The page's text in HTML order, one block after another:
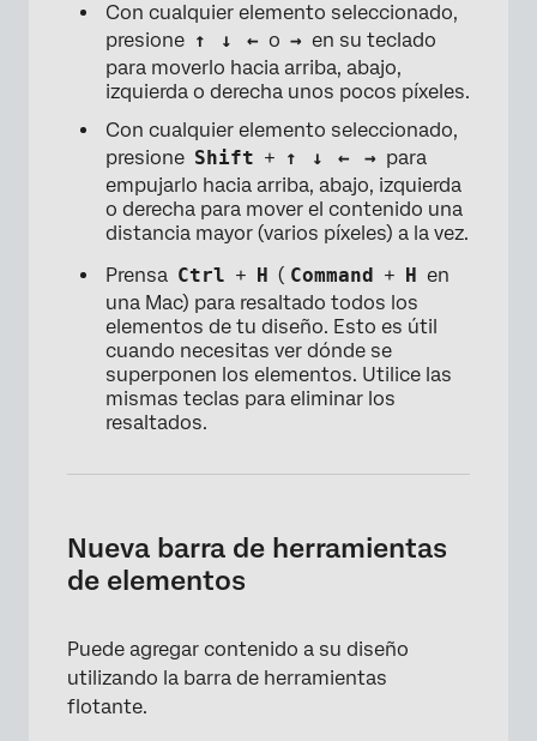
Con cualquier elemento seleccionado,
presione ↑ ↓ ← o → en su teclado
para moverlo hacia arriba, abajo,
izquierda o derecha unos pocos píxeles.
Con cualquier elemento seleccionado,
presione Shift + ↑ ↓ ← → para
empujarlo hacia arriba, abajo, izquierda
o derecha para mover el contenido una
distancia mayor (varios píxeles) a la vez.
Prensa Ctrl + H ( Command + H en
una Mac) para resaltado todos los
elementos de tu diseño. Esto es útil
cuando necesitas ver dónde se
superponen los elementos. Utilice las
mismas teclas para eliminar los
resaltados.
Nueva barra de herramientas
de elementos
Puede agregar contenido a su diseño
utilizando la barra de herramientas
flotante.